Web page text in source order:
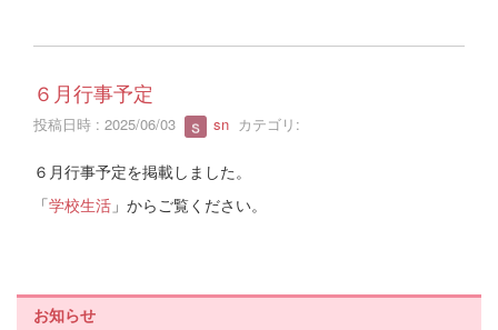
６月行事予定
投稿日時 : 2025/06/03 sn カテゴリ:
６月行事予定を掲載しました。
「学校生活 」からご覧ください。
お知らせ